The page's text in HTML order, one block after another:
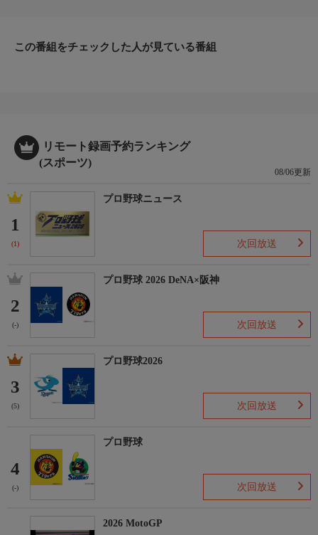
この番組をチェックした人が見ている番組
リモート録画予約ランキング
(スポーツ)
08/06更新
1
(1)
プロ野球ニュース
次回放送
2
(-)
プロ野球 2026 DeNA×阪神
次回放送
3
(5)
プロ野球2026
次回放送
4
(-)
プロ野球
次回放送
2026 MotoGP